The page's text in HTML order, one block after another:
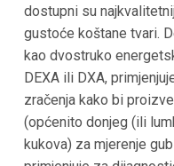
dostupni su
gustoće koštane tvari.
kao dvostruko
DEXA ili DXA,
zračenja kako bi
(općenito donjeg (ili
kukova) za mjerenje